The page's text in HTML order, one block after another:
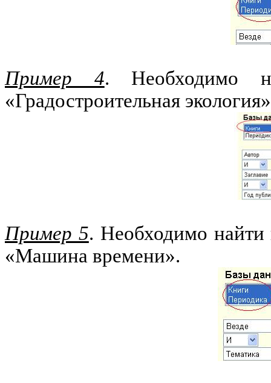
Пример 4. Необходимо
«Градостроительная
Пример 5. Необходимо
«Машина времени».